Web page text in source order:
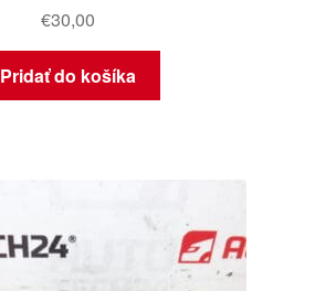
€30,00
Pridať do košíka